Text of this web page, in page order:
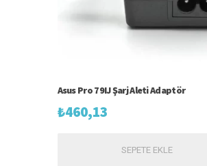
Asus Pro 79IJ Şarj Aleti Adaptör
₺460,13
SEPETE EKLE